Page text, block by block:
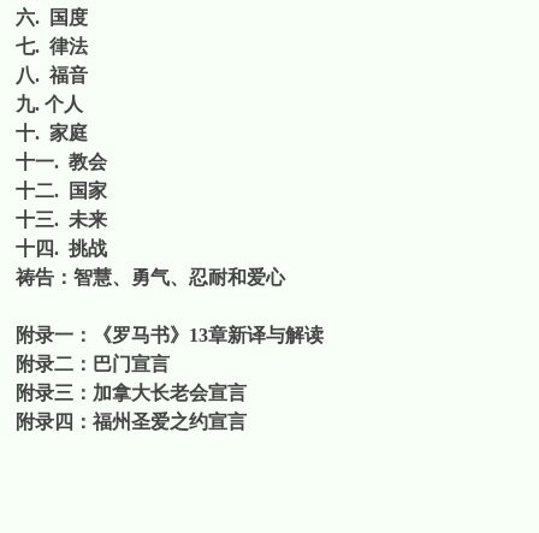
六.
国度
七. 律法
八. 福音
九. 个人
十. 家庭
十一. 教会
十二.
国家
十三. 未来
十四. 挑战
祷告：智慧、勇气、忍耐和爱心
附录一：《罗马书》 13章新译与解读
附录二：巴门宣言
附录三：加拿大长老会宣言
附录四：福州圣爱之约宣言